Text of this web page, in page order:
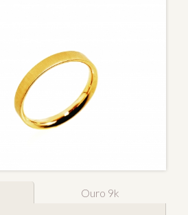
Ouro 9k